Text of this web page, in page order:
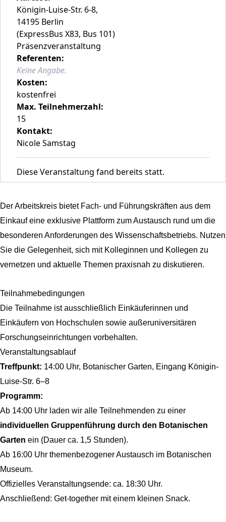
Königin-Luise-Str. 6-8,
14195 Berlin
(ExpressBus X83, Bus 101)
Präsenzveranstaltung
Referenten:
Keine Angabe.
Kosten:
kostenfrei
Max. Teilnehmerzahl:
15
Kontakt:
Nicole Samstag
Diese Veranstaltung fand bereits statt.
Der Arbeitskreis bietet Fach- und Führungskräften aus dem
Einkauf eine exklusive Plattform zum Austausch rund um die
besonderen Anforderungen des Wissenschaftsbetriebs. Nutzen
Sie die Gelegenheit, sich mit Kolleginnen und Kollegen zu
vernetzen und aktuelle Themen praxisnah zu diskutieren.
Teilnahmebedingungen
Die Teilnahme ist ausschließlich Einkäuferinnen und
Einkäufern von Hochschulen sowie außeruniversitären
Forschungseinrichtungen vorbehalten.
Veranstaltungsablauf
Treffpunkt: 14:00 Uhr, Botanischer Garten, Eingang Königin-
Luise-Str. 6–8
Programm:
Ab 14:00 Uhr laden wir alle Teilnehmenden zu einer
individuellen Gruppenführung durch den Botanischen
Garten ein (Dauer ca. 1,5 Stunden).
Ab 16:00 Uhr themenbezogener Austausch im Botanischen
Museum.
Offizielles Veranstaltungsende: ca. 18:30 Uhr.
Anschließend: Get-together mit einem kleinen Snack.